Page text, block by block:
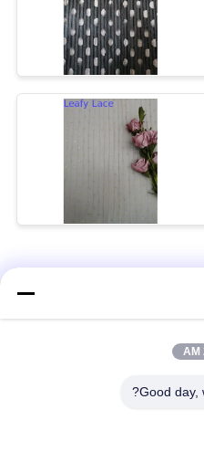
أقمشة الدانتيل
Good day,